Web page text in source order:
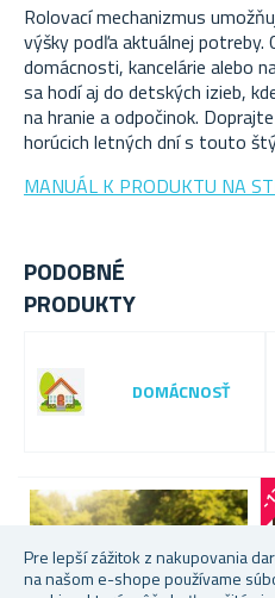
Pre lepší zážitok z nakupovania
na našom e-shope používame
Rolovací mechanizmus
výšky podľa aktuálnej potreby.
domácnosti, kancelárie alebo
sa hodí aj do detských izieb,
na hranie a odpočinok.
horúcich letných dní s touto
MANUÁL K PRODUKTU NA
PODOBNÉ
PRODUKTY
DOMÁCNOSŤ